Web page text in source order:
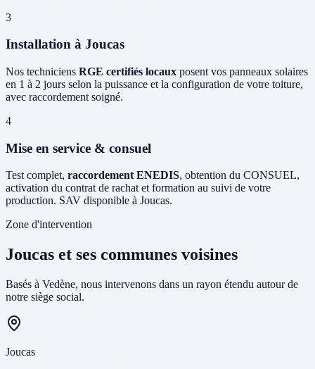
3
Installation à Joucas
Nos techniciens RGE certifiés locaux posent vos panneaux solaires
en 1 à 2 jours selon la puissance et la configuration de votre toiture,
avec raccordement soigné.
4
Mise en service & consuel
Test complet, raccordement ENEDIS, obtention du CONSUEL,
activation du contrat de rachat et formation au suivi de votre
production. SAV disponible à Joucas.
Zone d'intervention
Joucas et ses communes voisines
Basés à Vedène, nous intervenons dans un rayon étendu autour de
notre siège social.
Joucas